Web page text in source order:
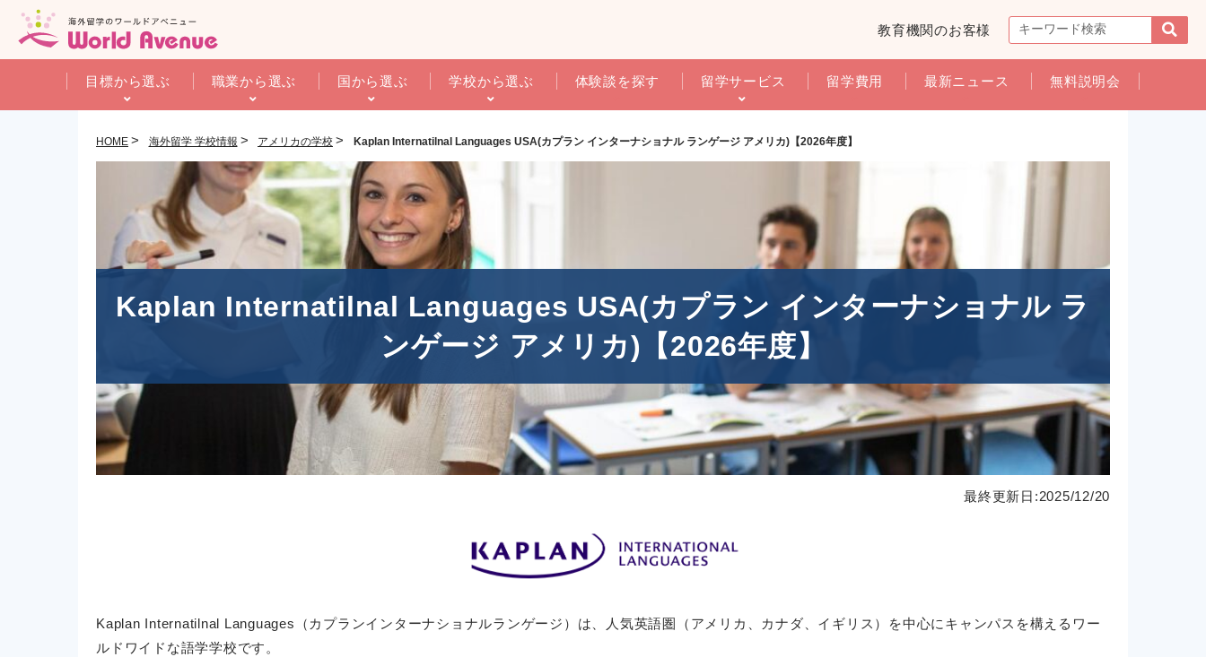
教育機関のお客様
目標から選ぶ 職業から選ぶ 国から選ぶ 学校から選ぶ 体験談を探す 留学サービス 留学費用 最新ニュース 無料説明会
HOME > 海外留学 学校情報 > アメリカの学校 > Kaplan Internatilnal Languages USA(カプラン インターナショナル ランゲージ アメリカ)【2026年度】
Kaplan Internatilnal Languages USA(カプラン インターナショナル ラ
ンゲージ アメリカ)【2026年度】
最終更新日:2025/12/20
Kaplan Internatilnal Languages（カプランインターナショナルランゲージ）は、人気英語圏（アメリカ、カナダ、イギリス）を中心にキャンパスを構えるワー
ルドワイドな語学学校です。